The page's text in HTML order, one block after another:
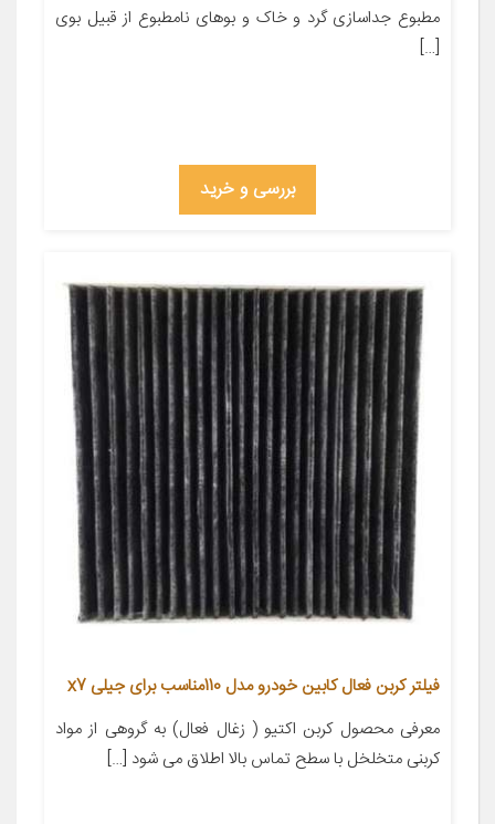
مطبوع جداسازی گرد و خاک و بوهای نامطبوع از قبیل بوی
[…]
بررسی و خرید
فیلتر کربن فعال کابین خودرو مدل 110مناسب برای جیلی x7
معرفی محصول کربن اکتیو ( زغال فعال) به گروهی از مواد
کربنی متخلخل با سطح تماس بالا اطلاق می شود […]